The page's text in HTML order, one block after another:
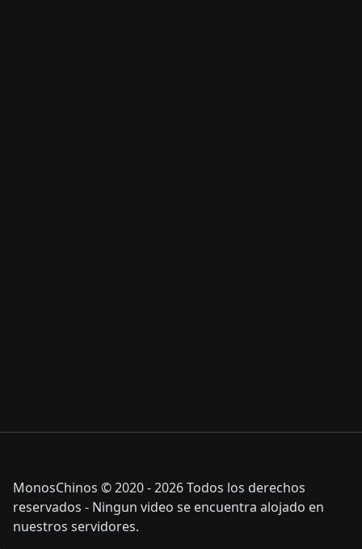
MonosChinos © 2020 - 2026 Todos los derechos
reservados - Ningun video se encuentra alojado en
nuestros servidores.